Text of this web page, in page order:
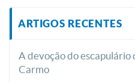
ARTIGOS RECENTES
A devoção do escapulário
Carmo